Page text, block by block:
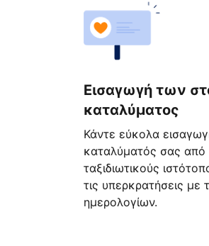
Εισαγωγή των
καταλύματος
Κάντε εύκολα
καταλύματός σας από
ταξιδιωτικούς
τις υπερκρατήσεις με
ημερολογίων.